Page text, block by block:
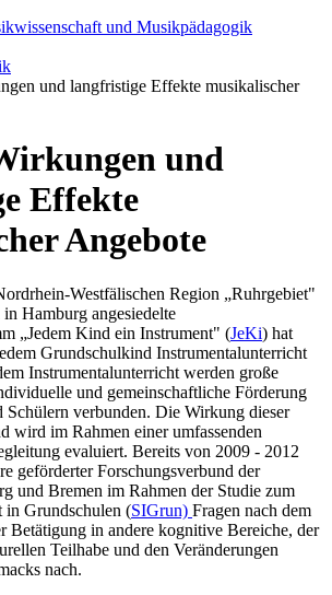
und Musikpädagogik
und langfristige Effekte musikalischer
und
Effekte
Angebote
Westfälischen Region „Ruhrgebiet"
Hamburg angesiedelte
„Jedem Kind ein Instrument" (JeKi) hat
Grundschulkind Instrumentalunterricht
Instrumentalunterricht werden große
und gemeinschaftliche Förderung
Schülern verbunden. Die Wirkung dieser
wird im Rahmen einer umfassenden
evaluiert. Bereits von 2009 - 2012
geförderter Forschungsverbund der
und Bremen im Rahmen der Studie zum
in Grundschulen (SIGrun) Fragen nach dem
Betätigung in andere kognitive Bereiche, der
Teilhabe und den Veränderungen
nach.